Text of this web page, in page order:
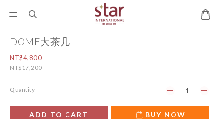
DOME大茶几
NT$4,800
NT$17,200
Quantity
ADD TO CART BUY NOW